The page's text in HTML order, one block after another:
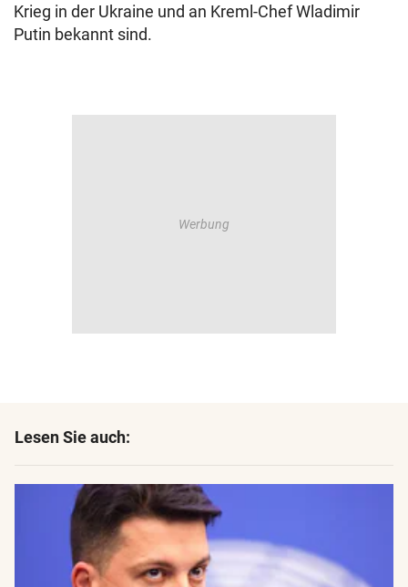
Krieg in der Ukraine und an Kreml-Chef Wladimir
Putin bekannt sind.
Lesen Sie auch: